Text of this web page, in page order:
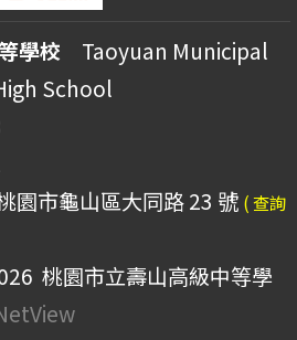
學校 Taoyuan Municipal
School
園市龜山區大同路 23 號 ( 查詢
桃園市立壽山高級中等學